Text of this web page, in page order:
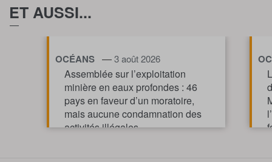
ET AUSSI...
OCÉANS —3 août 2026
Assemblée sur l’exploitation
minière en eaux profondes : 46
pays en faveur d’un moratoire,
mais aucune condamnation des
activités illégales